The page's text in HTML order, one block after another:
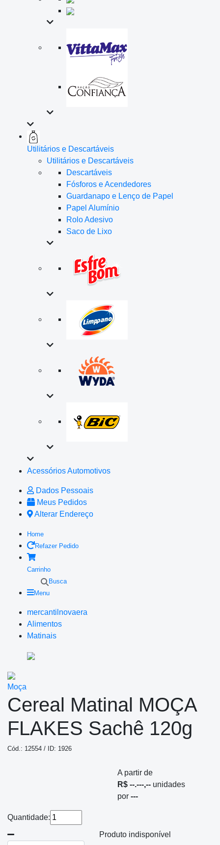
Utilitários e Descartáveis
Utilitários e Descartáveis
Descartáveis
Fósforos e Acendedores
Guardanapo e Lenço de Papel
Papel Alumínio
Rolo Adesivo
Saco de Lixo
Acessórios Automotivos
Dados Pessoais
Meus Pedidos
Alterar Endereço
Home
Refazer Pedido
Carrinho
Busca
Menu
mercantilnovaera
Alimentos
Matinais
Moça
Cereal Matinal MOÇA
FLAKES Sachê 120g
Cód.: 12554 / ID: 1926
A partir de
R$ --.---,-- unidades
por ---
Quantidade:
Produto indisponível